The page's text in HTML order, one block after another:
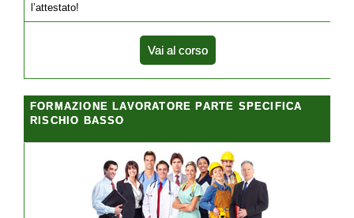
l’attestato!
Vai al corso
FORMAZIONE LAVORATORE PARTE SPECIFICA
RISCHIO BASSO